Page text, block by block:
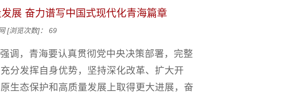
展 奋力谱写中国式现代化青海篇章
[浏览次数]： 69
调，青海要认真贯彻党中央决策部署，完整
分发挥自身优势，坚持深化改革、扩大开
生态保护和高质量发展上取得更大进展，奋